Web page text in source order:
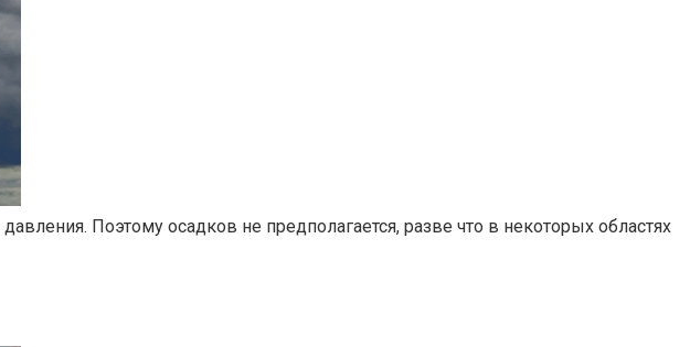
Поэтому осадков не предполагается, разве что в некоторых областях